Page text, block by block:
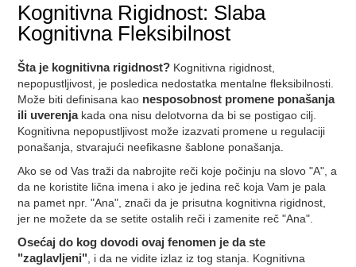
Kognitivna Rigidnost: Slaba
Kognitivna Fleksibilnost
Šta je kognitivna rigidnost? Kognitivna rigidnost,
nepopustljivost, je posledica nedostatka mentalne fleksibilnosti.
Može biti definisana kao nesposobnost promene ponašanja
ili uverenjakada ona nisu delotvorna da bi se postigao cilj.
Kognitivna nepopustljivost može izazvati promene u regulaciji
ponašanja, stvarajući neefikasne šablone ponašanja.
Ako se od Vas traži da nabrojite reči koje počinju na slovo "A", a
da ne koristite lična imena i ako je jedina reč koja Vam je pala
na pamet npr. "Ana", znači da je prisutna kognitivna rigidnost,
jer ne možete da se setite ostalih reči i zamenite reč "Ana".
Osećaj do kog dovodi ovaj fenomen je da ste
"zaglavljeni" , i da ne vidite izlaz iz tog stanja. Kognitivna